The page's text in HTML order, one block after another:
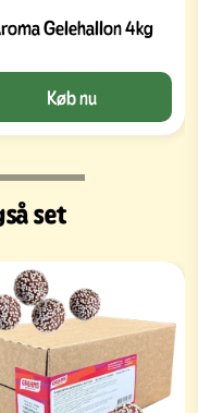
Gelehallon 4kg
Køb nu
set